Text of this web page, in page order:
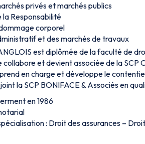
privés et marchés publics
Responsabilité
corporel
et des marchés de travaux
est diplômée de la faculté de
collabore et devient associée de la SCP
en charge et développe le
la SCP BONIFACE & Associés en
en 1986
: Droit des assurances –